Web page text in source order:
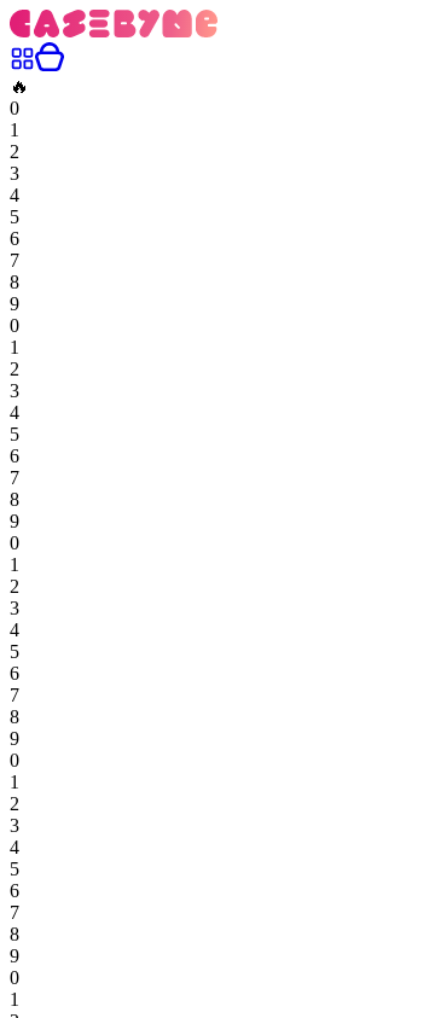
🔥
0
1
2
3
4
5
6
7
8
9
0
1
2
3
4
5
6
7
8
9
0
1
2
3
4
5
6
7
8
9
0
1
2
3
4
5
6
7
8
9
0
1